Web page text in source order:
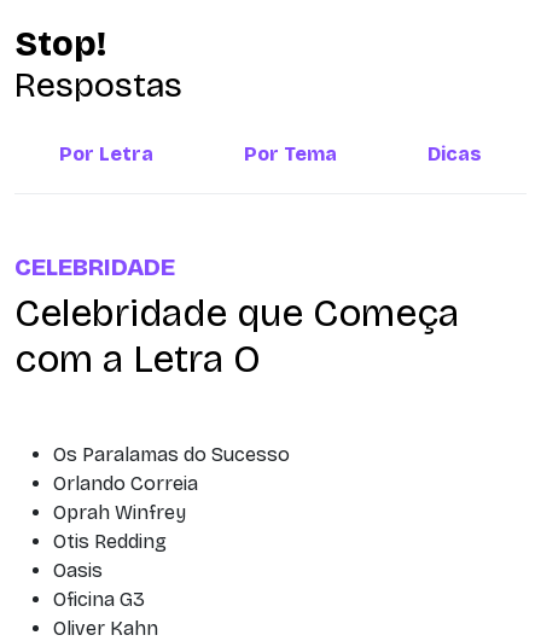
Stop!
Respostas
Por Letra Por Tema Dicas
CELEBRIDADE
Celebridade que Começa
com a Letra O
Os Paralamas do Sucesso
Orlando Correia
Oprah Winfrey
Otis Redding
Oasis
Oficina G3
Oliver Kahn